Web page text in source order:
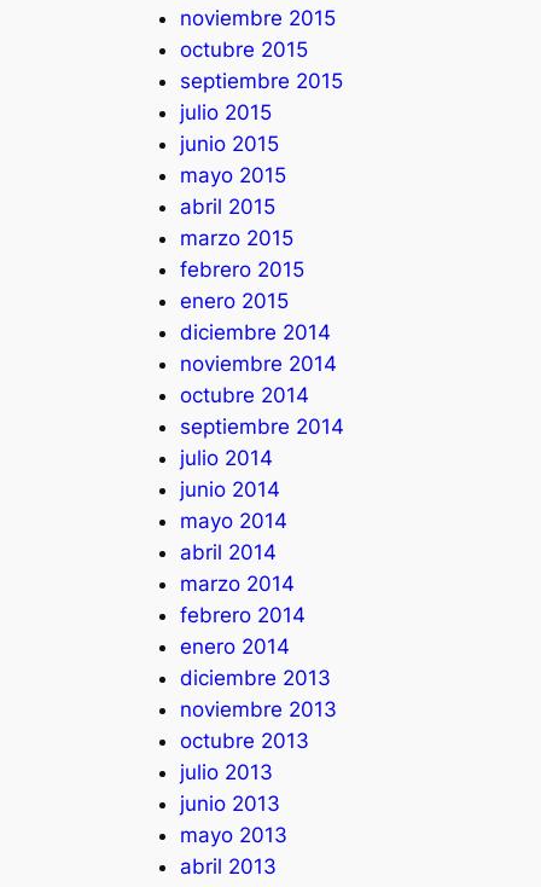
noviembre 2015
octubre 2015
septiembre 2015
julio 2015
junio 2015
mayo 2015
abril 2015
marzo 2015
febrero 2015
enero 2015
diciembre 2014
noviembre 2014
octubre 2014
septiembre 2014
julio 2014
junio 2014
mayo 2014
abril 2014
marzo 2014
febrero 2014
enero 2014
diciembre 2013
noviembre 2013
octubre 2013
julio 2013
junio 2013
mayo 2013
abril 2013